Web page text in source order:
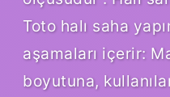
Toto halı saha
aşamaları içerir:
boyutuna,